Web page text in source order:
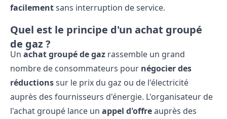
facilementsans interruption de service.
Quel est le principe d'un achat groupé
de gaz ?
Un achat groupé de gaz rassemble un grand
nombre de consommateurs pour négocier des
réductionssur le prix du gaz ou de l'électricité
auprès des fournisseurs d'énergie. L'organisateur de
l'achat groupé lance un appel d'offreauprès des